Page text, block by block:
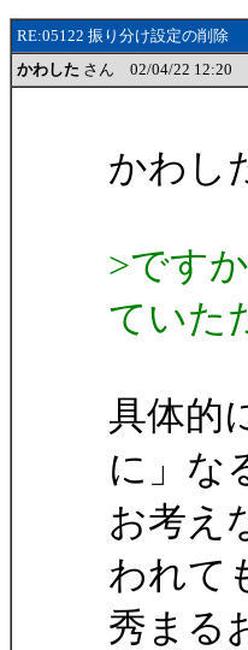
RE:05122 振り分け設定の削除
かわした さん 02/04/22 12:20
かわし
>です
ていた
具体的
に」な
お考え
われて
秀まる